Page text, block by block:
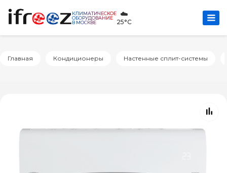
КЛИМАТИЧЕСКОЕ
ОБОРУДОВАНИЕ
В МОСКВЕ
☁️
25°C
Главная Кондиционеры Настенные сплит-системы